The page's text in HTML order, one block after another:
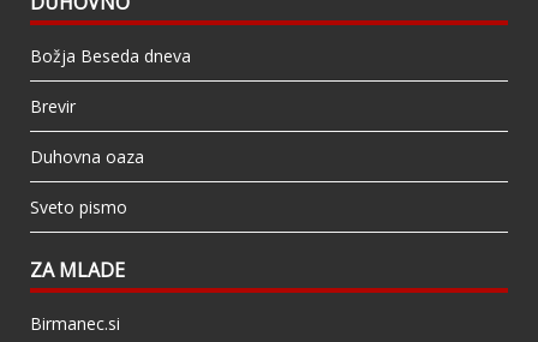
Božja Beseda dneva
Brevir
Duhovna oaza
Sveto pismo
ZA MLADE
Birmanec.si